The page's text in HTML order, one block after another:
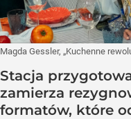
Magda Gessler, „Kuchenne
Stacja
zamierza
formatów, które